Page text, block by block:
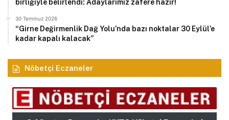
birliğiyle belirlendi: Adaylarımız zafere hazır!
30 Temmuz 2026
“Girne Değirmenlik Dağ Yolu’nda bazı noktalar 30 Eylül’e
kadar kapalı kalacak”
Nöbetçi Eczaneler